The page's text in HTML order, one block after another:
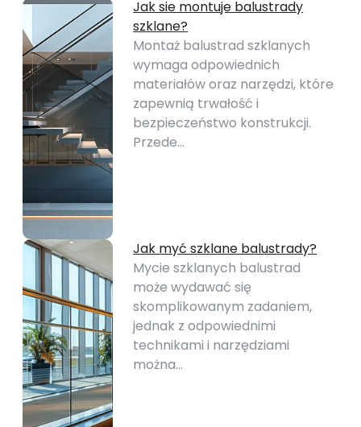
Jak sie montuje balustrady
szklane?
Montaż balustrad szklanych
wymaga odpowiednich
materiałów oraz narzędzi, które
zapewnią trwałość i
bezpieczeństwo konstrukcji.
Przede…
Jak myć szklane balustrady?
Mycie szklanych balustrad
może wydawać się
skomplikowanym zadaniem,
jednak z odpowiednimi
technikami i narzędziami
można…